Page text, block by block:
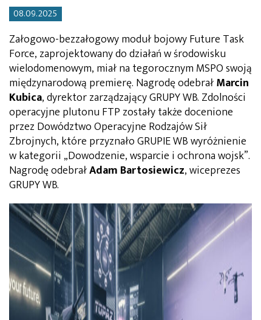
08.09.2025
Załogowo-bezzałogowy moduł bojowy Future Task
Force, zaprojektowany do działań w środowisku
wielodomenowym, miał na tegorocznym MSPO swoją
międzynarodową premierę. Nagrodę odebrałMarcin
Kubica, dyrektor zarządzający GRUPY WB. Zdolności
operacyjne plutonu FTP zostały także docenione
przez Dowództwo Operacyjne Rodzajów Sił
Zbrojnych, które przyznało GRUPIE WB wyróżnienie
w kategorii „Dowodzenie, wsparcie i ochrona wojsk”.
Nagrodę odebrałAdam Bartosiewicz, wiceprezes
GRUPY WB.